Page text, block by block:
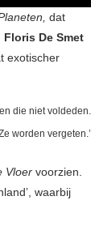
dat
Floris De Smet
exotischer
die niet voldeden.
worden vergeten.’
Vloer voorzien.
waarbij